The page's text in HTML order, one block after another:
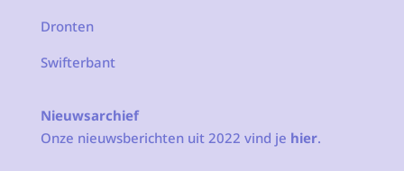
Dronten
Swifterbant
Nieuwsarchief
Onze nieuwsberichten uit 2022 vind je hier.